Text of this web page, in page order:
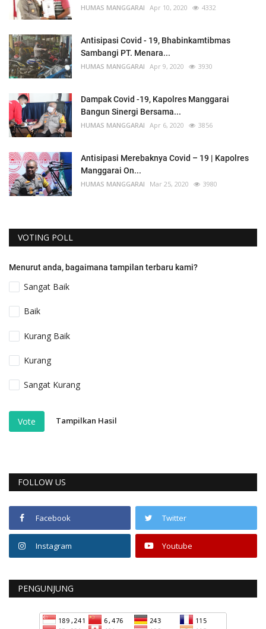
HUMAS MANGGARAI Apr 10, 2020 4332
Antisipasi Covid - 19, Bhabinkamtibmas
Sambangi PT. Menara...
HUMAS MANGGARAI Apr 9, 2020 3930
Dampak Covid -19, Kapolres Manggarai
Bangun Sinergi Bersama...
HUMAS MANGGARAI Apr 6, 2020 3856
Antisipasi Merebaknya Covid – 19 | Kapolres
Manggarai On...
HUMAS MANGGARAI Mar 25, 2020 3980
VOTING POLL
Menurut anda, bagaimana tampilan terbaru kami?
Sangat Baik
Baik
Kurang Baik
Kurang
Sangat Kurang
Vote Tampilkan Hasil
FOLLOW US
Facebook Twitter
Instagram Youtube
PENGUNJUNG